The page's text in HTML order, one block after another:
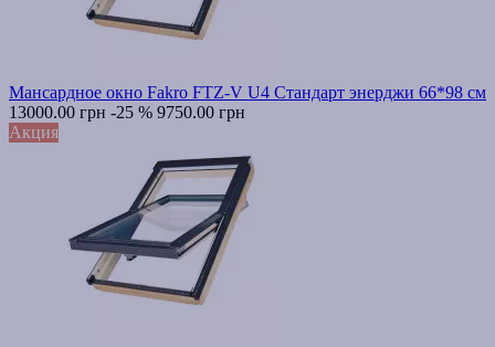
Мансардное окно Fakro FTZ-V U4 Стандарт энерджи 66*98 см
13000.00 грн -25 % 9750.00 грн
Акция